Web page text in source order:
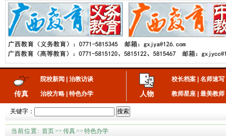
传真
院校新闻 治教访谈
治校方略 特色办学 人物
校长档案 名师速写
教师星座 最美教师
关键字： 搜索
当前位置: 首页>> 传真>> 特色办学